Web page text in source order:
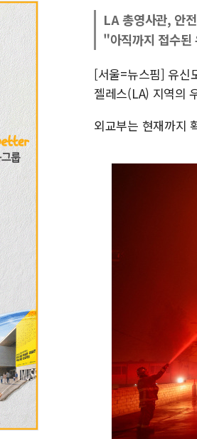
LA 총영사관, 안
"아직까지 접수된
[서울=뉴스핌] 유신
젤레스(LA) 지역의
외교부는 현재까지